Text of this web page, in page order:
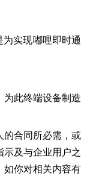
实现嘟哩即时通
为此终端设备制造
的合同所必需，或
及与企业用户之
如你对相关内容有